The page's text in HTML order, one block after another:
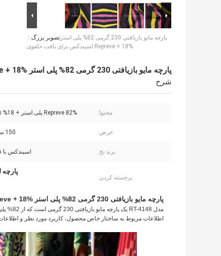
تصویر بزرگ : پارچه مایو بازیافتی 230 گرمی 82% پلی استر
Repreve + 18% اسپندکس برای بافت حلقوی
پارچه مایو بازیافتی 230 گرمی 82% پلی استر Repreve + 18% اسپندکس برای بافت حلقوی
شرح
محتوا: 82% Repreve پلی استر + 18% Spandex
عرض: 150 سانتی متر
برند نخ: اسپندکس با
برجسته کردن:
پارچه
پارچه مایو بازیافتی 230 گرمی 82% پلی استر Repreve + 18% اسپندکس برای بافت حلقوی – RT-4148
اطلاعات مربوط به ساختار خاص محصول، کاربرد مورد نظر و